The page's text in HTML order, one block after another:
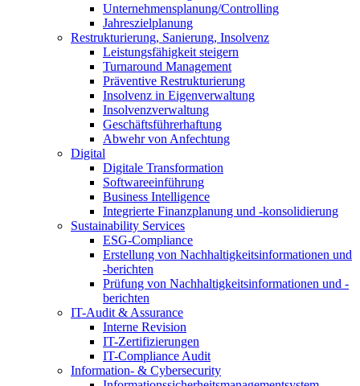
Unternehmensplanung/Controlling
Jahreszielplanung
Restrukturierung, Sanierung, Insolvenz
Leistungsfähigkeit steigern
Turnaround Management
Präventive Restrukturierung
Insolvenz in Eigenverwaltung
Insolvenzverwaltung
Geschäftsführerhaftung
Abwehr von Anfechtung
Digital
Digitale Transformation
Softwareeinführung
Business Intelligence
Integrierte Finanzplanung und -konsolidierung
Sustainability Services
ESG-Compliance
Erstellung von Nachhaltigkeitsinformationen und
-berichten
Prüfung von Nachhaltigkeitsinformationen und -
berichten
IT-Audit & Assurance
Interne Revision
IT-Zertifizierungen
IT-Compliance Audit
Information- & Cybersecurity